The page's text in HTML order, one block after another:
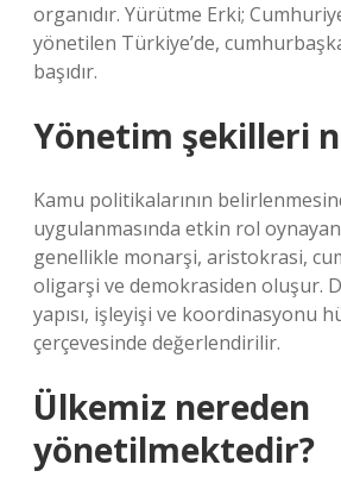
organıdır. Yürütme Erki;
yönetilen Türkiye’de,
başıdır.
Yönetim şekilleri
Kamu politikalarının
uygulanmasında etkin rol
genellikle monarşi, aristokrasi,
oligarşi ve demokrasiden oluşur.
yapısı, işleyişi ve koordinasyonu
çerçevesinde değerlendirilir.
Ülkemiz nereden
yönetilmektedir?